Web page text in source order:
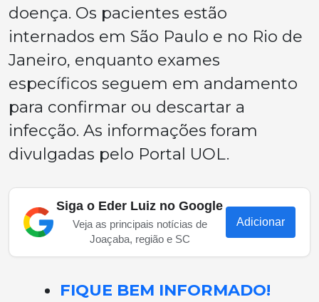
doença. Os pacientes estão
internados em São Paulo e no Rio de
Janeiro, enquanto exames
específicos seguem em andamento
para confirmar ou descartar a
infecção. As informações foram
divulgadas pelo Portal UOL.
Siga o Eder Luiz no Google
Veja as principais notícias de
Joaçaba, região e SC
Adicionar
FIQUE BEM INFORMADO!